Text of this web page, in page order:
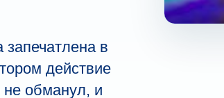
в
действие
не обманул, и